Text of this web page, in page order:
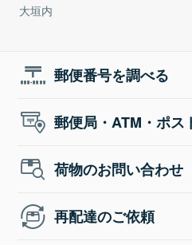
大垣内
郵便番号を調べる
郵便局・ATM・ポス
荷物のお問い合わせ
再配達のご依頼